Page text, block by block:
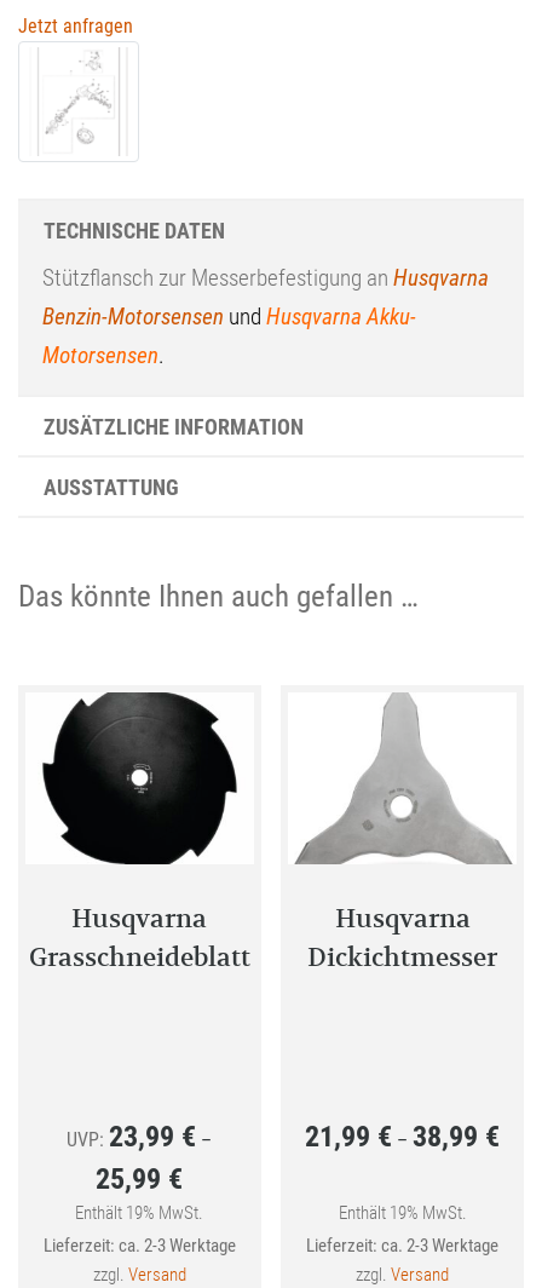
Jetzt anfragen
TECHNISCHE DATEN
Stützflansch zur Messerbefestigung an Husqvarna
Benzin-Motorsensen und Husqvarna Akku-
Motorsensen.
ZUSÄTZLICHE INFORMATION
AUSSTATTUNG
Das könnte Ihnen auch gefallen …
Husqvarna
Grasschneideblatt
UVP: 23,99 € –
25,99 €
23,99 €
bis
Enthält 19% MwSt.
Lieferzeit: ca. 2-3 Werktage
zzgl. Versand
Husqvarna
Dickichtmesser
21,99 € –38,99 €
Enthält 19% MwSt.
Lieferzeit: ca. 2-3 Werktage
zzgl.Versand